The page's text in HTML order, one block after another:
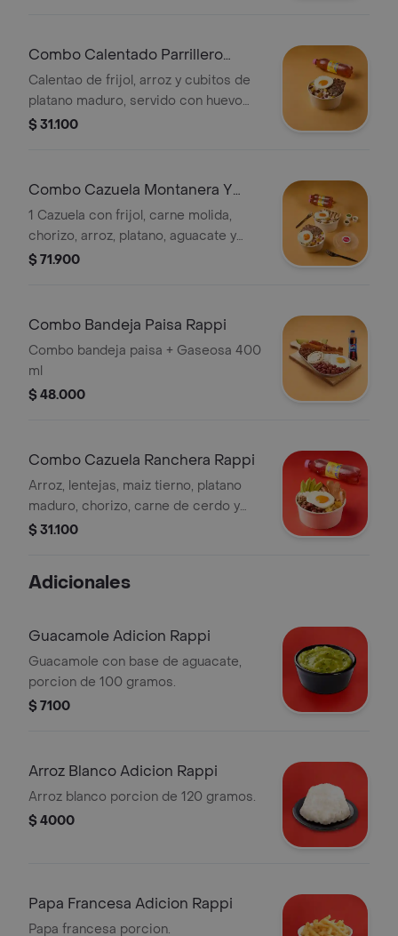
Combo Calentado Parrillero
Rappi
Calentao de frijol, arroz y cubitos de
platano maduro, servido con huevo
frito encima y acompanado de 100 g
$ 31.100
Combo Cazuela Montanera Y
Ranchera Rappi
1 Cazuela con frijol, carne molida,
chorizo, arroz, platano, aguacate y
huevo + 1 cazuela con lenteja, arroz,
$ 71.900
Combo Bandeja Paisa Rappi
Combo bandeja paisa + Gaseosa 400
ml
$ 48.000
Combo Cazuela Ranchera Rappi
Arroz, lentejas, maiz tierno, platano
maduro, chorizo, carne de cerdo y
Gaseosa 400 ml
$ 31.100
Adicionales
Guacamole Adicion Rappi
Guacamole con base de aguacate,
porcion de 100 gramos.
$ 7100
Arroz Blanco Adicion Rappi
Arroz blanco porcion de 120 gramos.
$ 4000
Papa Francesa Adicion Rappi
Papa francesa porcion.